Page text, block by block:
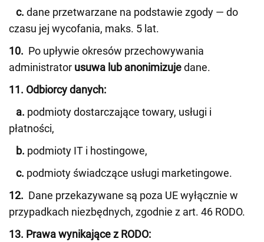
c. dane przetwarzane na podstawie zgody — do
czasu jej wycofania, maks. 5 lat.
10. Po upływie okresów przechowywania
administrator usuwa lub anonimizujedane.
11. Odbiorcy danych:
a. podmioty dostarczające towary, usługi i
płatności,
b. podmioty IT i hostingowe,
c. podmioty świadczące usługi marketingowe.
12. Dane przekazywane są poza UE wyłącznie w
przypadkach niezbędnych, zgodnie z art. 46 RODO.
13. Prawa wynikające z RODO: